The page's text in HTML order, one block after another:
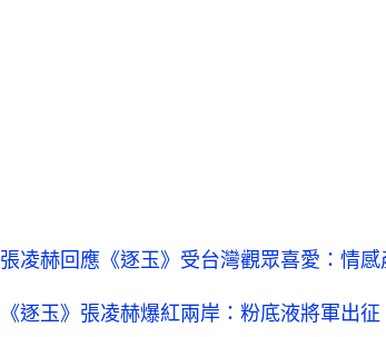
張凌赫回應《逐玉》受台灣觀眾喜愛：情
《逐玉》張凌赫爆紅兩岸：粉底液將軍出